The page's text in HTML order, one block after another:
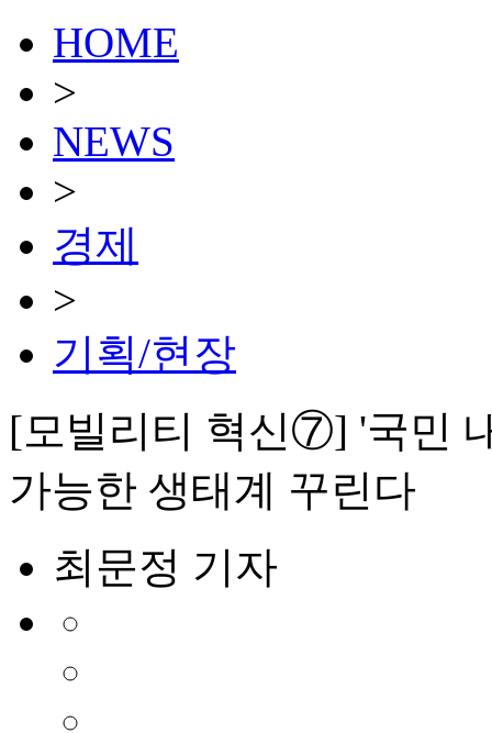
HOME
>
NEWS
>
경제
>
기획/현장
[모빌리티 혁신⑦] '국민
가능한 생태계 꾸린다
최문정 기자